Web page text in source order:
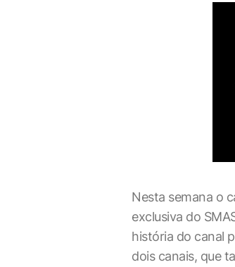
Nesta semana o
exclusiva do
história do canal
dois canais, que